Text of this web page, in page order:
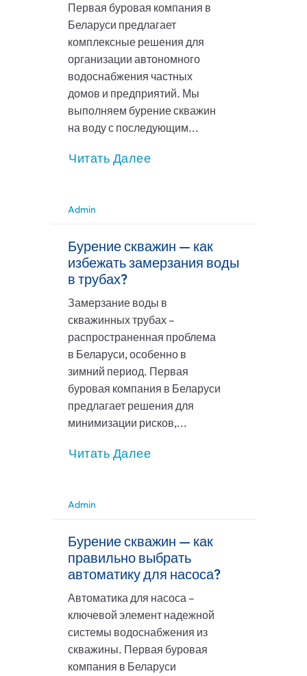
Первая буровая компания в
Беларуси предлагает
комплексные решения для
организации автономного
водоснабжения частных
домов и предприятий. Мы
выполняем бурение скважин
на воду с последующим...
Читать Далее
Admin
Бурение скважин — как
избежать замерзания воды
в трубах?
Замерзание воды в
скважинных трубах –
распространенная проблема
в Беларуси, особенно в
зимний период. Первая
буровая компания в Беларуси
предлагает решения для
минимизации рисков,...
Читать Далее
Admin
Бурение скважин — как
правильно выбрать
автоматику для насоса?
Автоматика для насоса –
ключевой элемент надежной
системы водоснабжения из
скважины. Первая буровая
компания в Беларуси